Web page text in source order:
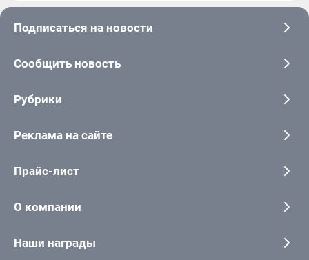
Подписаться на новости
Сообщить новость
Рубрики
Реклама на сайте
Прайс-лист
О компании
Наши награды